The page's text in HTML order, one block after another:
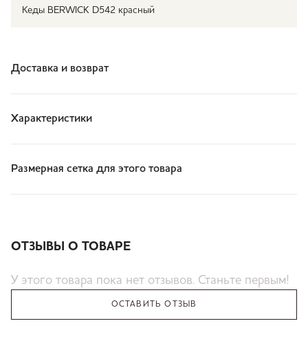
Кеды BERWICK D542 красный
Доставка и возврат
Характеристики
Размерная сетка для этого товара
ОТЗЫВЫ О ТОВАРЕ
У этого товара пока нет отзывов. Станьте первым!
ОСТАВИТЬ ОТЗЫВ